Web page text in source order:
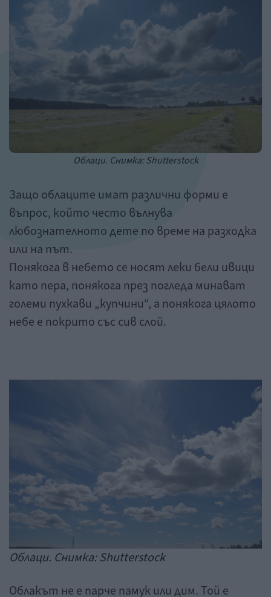
Облаци. Снимка: Shutterstock
Защо облаците имат различни форми е
въпрос, който често вълнува
любознателното дете по време на разходка
или на път.
Понякога в небето се носят леки бели ивици
като пера, понякога през погледа минават
големи пухкави „купчини“, а понякога цялото
небе е покрито със сив слой.
Облаци. Снимка: Shutterstock
Облакът не е парче памук или дим. Той е